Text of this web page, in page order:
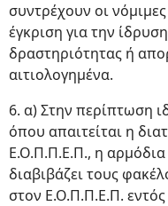
συντρέχουν οι
έγκριση για την
δραστηριότητας ή
αιτιολογημένα.
6. α) Στην περίπτωση
όπου απαιτείται η
Ε.Ο.Π.Π.Ε.Π., η αρμόδια
διαβιβάζει τους
στον Ε.Ο.Π.Π.Ε.Π.